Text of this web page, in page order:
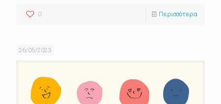
0 Περισσότερα
26/05/2023